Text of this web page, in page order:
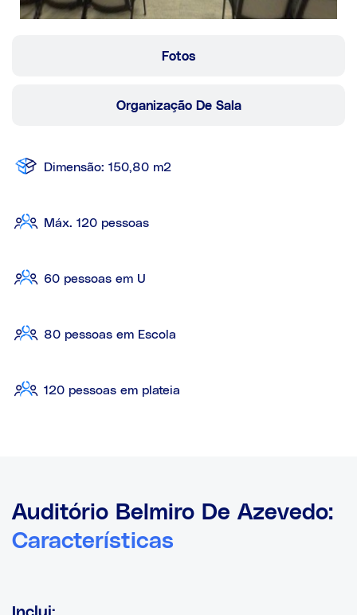
Fotos
Organização De Sala
Dimensão: 150,80 m2
Máx. 120 pessoas
60 pessoas em U
80 pessoas em Escola
120 pessoas em plateia
Auditório Belmiro De Azevedo:
Características
Inclui: